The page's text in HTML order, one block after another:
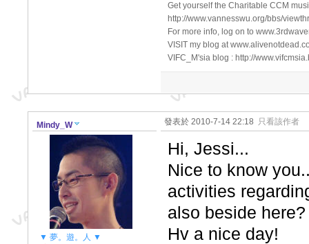
Get yourself the Charitable CCM
http://www.vannesswu.org/bbs/
For more info, log on to
VISIT my blog at
VIFC_M'sia blog : http://
Mindy_W
▼ 夢。遊。人 ▼
發表於 2010-7-14 22:18 只看該作者
Hi, Jessi...
Nice to know
activities
also beside here?
Hv a nice day!